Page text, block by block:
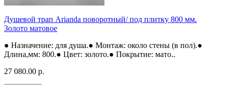
Душевой трап Arianda поворотный/ под плитку 800 мм.
Золото матовое
● Назначение: для душа.● Монтаж: около стены (в пол).●
Длина,мм: 800.● Цвет: золото.● Покрытие: мато..
27 080.00 р.